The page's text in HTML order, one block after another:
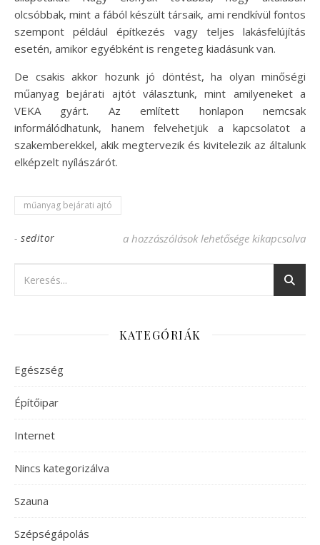
olcsóbbak, mint a fából készült társaik, ami rendkívül fontos
szempont például építkezés vagy teljes lakásfelújítás
esetén, amikor egyébként is rengeteg kiadásunk van.
De csakis akkor hozunk jó döntést, ha olyan minőségi
műanyag bejárati ajtót választunk, mint amilyeneket a
VEKA gyárt. Az említett honlapon nemcsak
informálódhatunk, hanem felvehetjük a kapcsolatot a
szakemberekkel, akik megtervezik és kivitelezik az általunk
elképzelt nyílászárót.
műanyag bejárati ajtó
- seditor Fa vagy műanyag bejárati ajtó: melyikkel
a hozzászólások lehetősége kikapcsolva
KATEGÓRIÁK
Egészség
Építőipar
Internet
Nincs kategorizálva
Szauna
Szépségápolás